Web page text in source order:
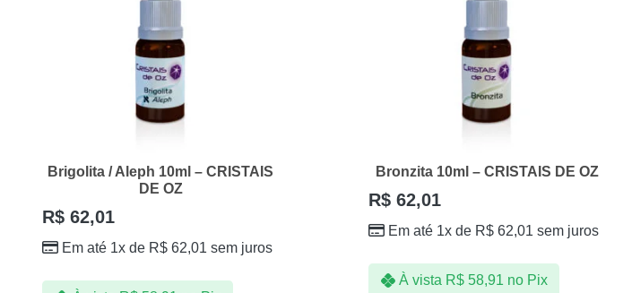
Brigolita / Aleph 10ml – CRISTAIS
DE OZ
R$ 62,01
Em até 1x de R$ 62,01 sem juros
Bronzita 10ml – CRISTAIS DE OZ
R$ 62,01
Em até 1x de R$ 62,01 sem juros
À vista R$58,91 no Pix